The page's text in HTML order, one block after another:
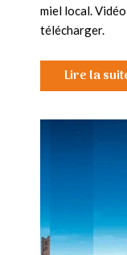
miel local.
télécharger.
Lire la